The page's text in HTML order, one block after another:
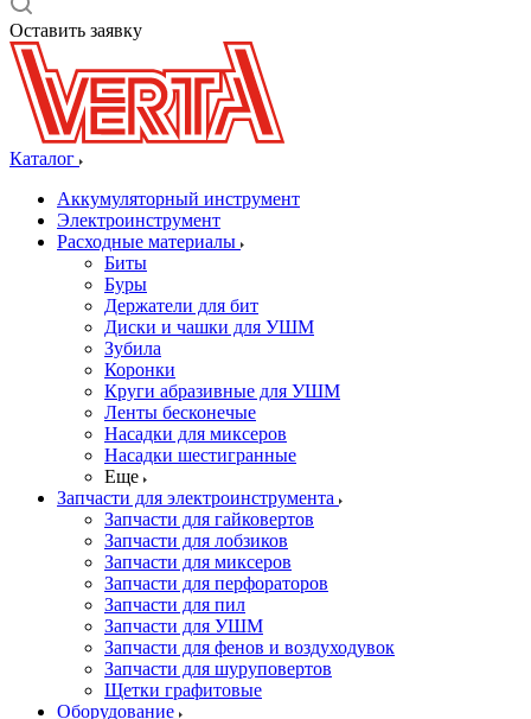
Оставить заявку
Каталог
Аккумуляторный инструмент
Электроинструмент
Расходные материалы
Биты
Буры
Держатели для бит
Диски и чашки для УШМ
Зубила
Коронки
Круги абразивные для УШМ
Ленты бесконечые
Насадки для миксеров
Насадки шестигранные
Еще
Запчасти для электроинструмента
Запчасти для гайковертов
Запчасти для лобзиков
Запчасти для миксеров
Запчасти для перфораторов
Запчасти для пил
Запчасти для УШМ
Запчасти для фенов и воздуходувок
Запчасти для шуруповертов
Щетки графитовые
Оборудование